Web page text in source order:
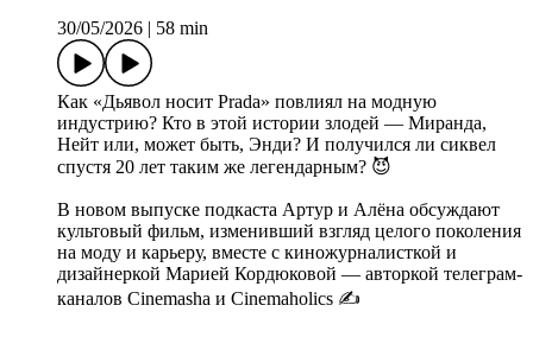
30/05/2026
58 min
Как «Дьявол носит Prada» повлиял на модную
индустрию? Кто в этой истории злодей — Миранда,
Нейт или, может быть, Энди? И получился ли сиквел
спустя 20 лет таким же легендарным? 😈
В новом выпуске подкаста Артур и Алёна обсуждают
культовый фильм, изменивший взгляд целого поколения
на моду и карьеру, вместе с киножурналисткой и
дизайнеркой Марией Кордюковой — авторкой телеграм-
каналов Cinemasha и Cinemaholics ✍️